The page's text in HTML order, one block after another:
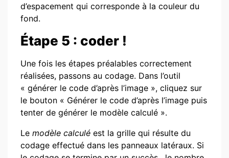
d’espacement qui corresponde à la couleur du
fond.
Étape 5 : coder !
Une fois les étapes préalables correctement
réalisées, passons au codage. Dans l’outil
« générer le code d’après l’image », cliquez sur
le bouton « Générer le code d’après l’image puis
tenter de générer le modèle calculé ».
Le modèle calculé est la grille qui résulte du
codage effectué dans les panneaux latéraux. Si